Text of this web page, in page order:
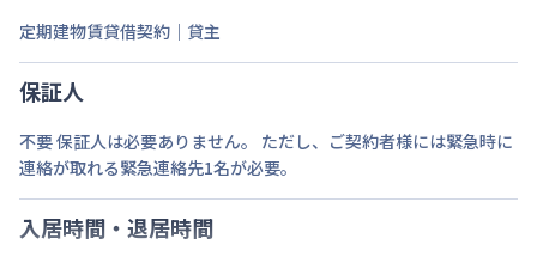
定期建物賃貸借契約｜貸主
保証人
不要 保証人は必要ありません。 ただし、ご契約者様には緊急時に
連絡が取れる緊急連絡先1名が必要。
入居時間・退居時間